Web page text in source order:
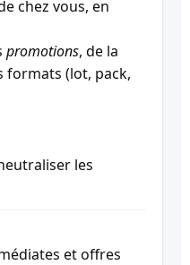
chez vous, en
promotions, de la
formats (lot, pack,
les
et offres